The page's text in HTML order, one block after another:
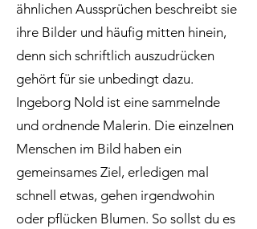
ähnlichen Aussprüchen beschreibt sie
ihre Bilder und häufig mitten hinein,
denn sich schriftlich auszudrücken
gehört für sie unbedingt dazu.
Ingeborg Nold ist eine sammelnde
und ordnende Malerin. Die einzelnen
Menschen im Bild haben ein
gemeinsames Ziel, erledigen mal
schnell etwas, gehen irgendwohin
oder pflücken Blumen. So sollst du es